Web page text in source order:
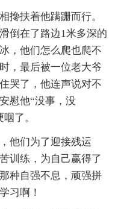
搀扶着他蹒跚而行。
倒在了路边1米多深的
，他们怎么爬也爬不
，最后被一位老大爷
哭了，他连声说对不
慰他“没事，没
了。
他们为了迎接残运
训练，为自己赢得了
种自强不息，顽强拼
习啊！